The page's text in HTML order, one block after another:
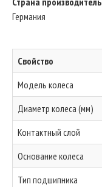
Германия
Свойство
Модель колеса
Диаметр колеса (мм)
Контактный слой
Основание колеса
Тип подшипника